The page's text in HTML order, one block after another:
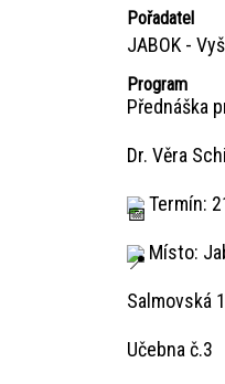
Pořadatel
JABOK -
Program
Přednáška
Dr. Věra
Termín:
Místo:
Salmovská
Učebna č.3